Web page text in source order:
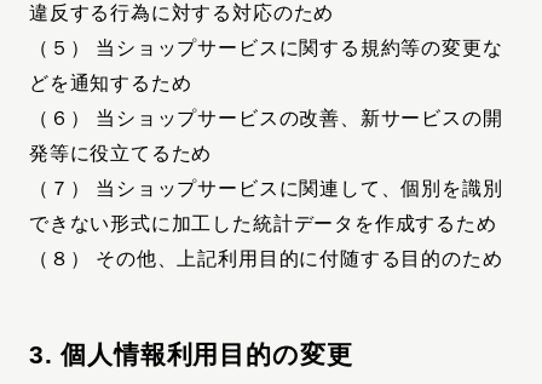
違反する行為に対する対応のため
（５） 当ショップサービスに関する規約等の変更な
どを通知するため
（６） 当ショップサービスの改善、新サービスの開
発等に役立てるため
（７） 当ショップサービスに関連して、個別を識別
できない形式に加工した統計データを作成するため
（８） その他、上記利用目的に付随する目的のため
3. 個人情報利用目的の変更